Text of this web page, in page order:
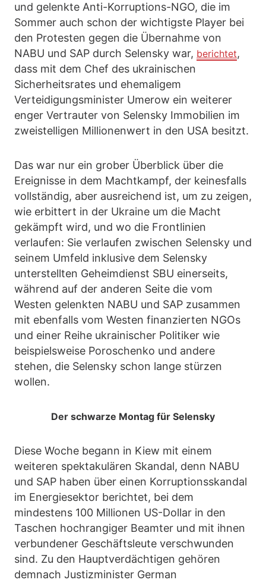
und gelenkte Anti-Korruptions-NGO, die im
Sommer auch schon der wichtigste Player bei
den Protesten gegen die Übernahme von
NABU und SAP durch Selensky war, berichtet,
dass mit dem Chef des ukrainischen
Sicherheitsrates und ehemaligem
Verteidigungsminister Umerow ein weiterer
enger Vertrauter von Selensky Immobilien im
zweistelligen Millionenwert in den USA besitzt.
Das war nur ein grober Überblick über die
Ereignisse in dem Machtkampf, der keinesfalls
vollständig, aber ausreichend ist, um zu zeigen,
wie erbittert in der Ukraine um die Macht
gekämpft wird, und wo die Frontlinien
verlaufen: Sie verlaufen zwischen Selensky und
seinem Umfeld inklusive dem Selensky
unterstellten Geheimdienst SBU einerseits,
während auf der anderen Seite die vom
Westen gelenkten NABU und SAP zusammen
mit ebenfalls vom Westen finanzierten NGOs
und einer Reihe ukrainischer Politiker wie
beispielsweise Poroschenko und andere
stehen, die Selensky schon lange stürzen
wollen.
Der schwarze Montag für Selensky
Diese Woche begann in Kiew mit einem
weiteren spektakulären Skandal, denn NABU
und SAP haben über einen Korruptionsskandal
im Energiesektor berichtet, bei dem
mindestens 100 Millionen US-Dollar in den
Taschen hochrangiger Beamter und mit ihnen
verbundener Geschäftsleute verschwunden
sind. Zu den Hauptverdächtigen gehören
demnach Justizminister German